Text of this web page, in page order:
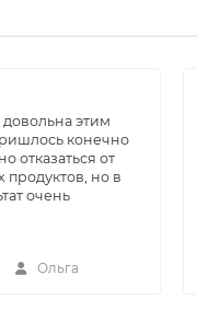
этим
конечно
отказаться от
продуктов, но в
очень
Ольга